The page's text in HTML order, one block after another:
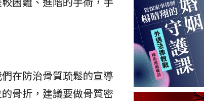
在防治骨質疏鬆的宣導
骨折，建議要做骨質密